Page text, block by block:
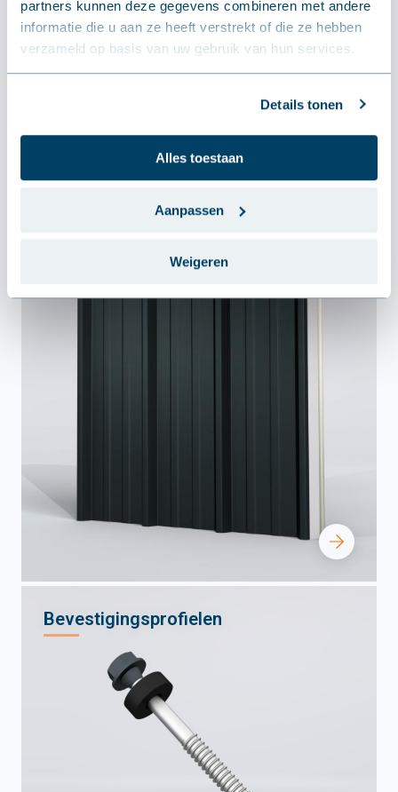
partners kunnen deze gegevens combineren met andere
informatie die u aan ze heeft verstrekt of die ze hebben
verzameld op basis van uw gebruik van hun services.
Details tonen
Alles toestaan
Aanpassen
Weigeren
Sandwichpanelen
Bevestigingsprofielen